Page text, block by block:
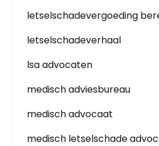
letselschadevergoeding
letselschadeverhaal
lsa advocaten
medisch adviesbureau
medisch advocaat
medisch letselschade